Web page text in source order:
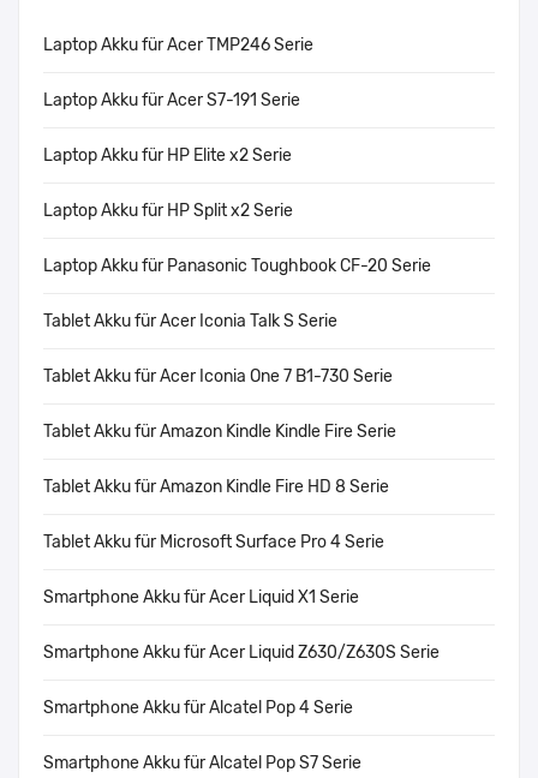
Laptop Akku für Acer TMP246 Serie
Laptop Akku für Acer S7-191 Serie
Laptop Akku für HP Elite x2 Serie
Laptop Akku für HP Split x2 Serie
Laptop Akku für Panasonic Toughbook CF-20 Serie
Tablet Akku für Acer Iconia Talk S Serie
Tablet Akku für Acer Iconia One 7 B1-730 Serie
Tablet Akku für Amazon Kindle Kindle Fire Serie
Tablet Akku für Amazon Kindle Fire HD 8 Serie
Tablet Akku für Microsoft Surface Pro 4 Serie
Smartphone Akku für Acer Liquid X1 Serie
Smartphone Akku für Acer Liquid Z630/Z630S Serie
Smartphone Akku für Alcatel Pop 4 Serie
Smartphone Akku für Alcatel Pop S7 Serie